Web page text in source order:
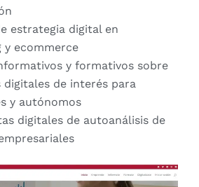
estrategia digital en
y ecommerce
y formativos sobre
digitales de interés para
y autónomos
digitales de autoanálisis de